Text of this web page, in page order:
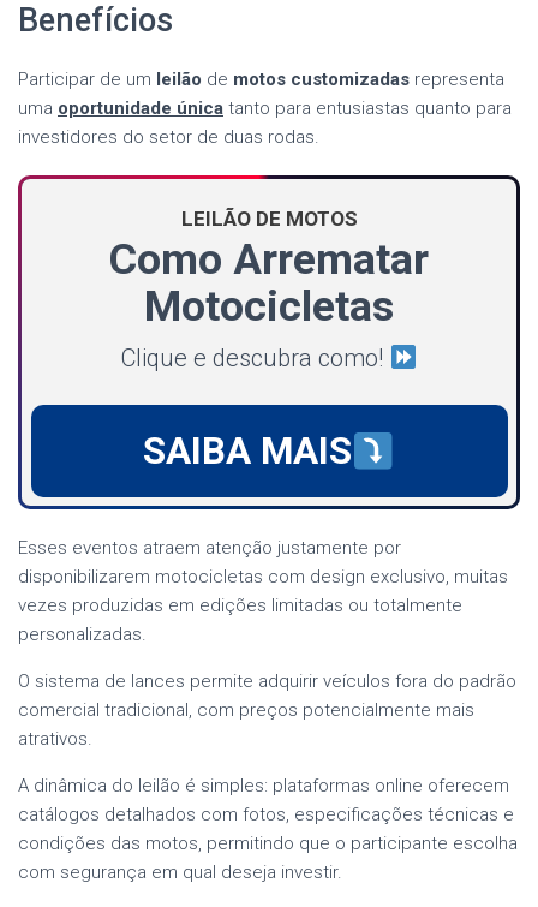
Benefícios
Participar de um leilão de motos customizadas representa
uma oportunidade única tanto para entusiastas quanto para
investidores do setor de duas rodas.
LEILÃO DE MOTOS
Como Arrematar
Motocicletas
Clique e descubra como!
SAIBA MAIS
Esses eventos atraem atenção justamente por
disponibilizarem motocicletas com design exclusivo, muitas
vezes produzidas em edições limitadas ou totalmente
personalizadas.
O sistema de lances permite adquirir veículos fora do padrão
comercial tradicional, com preços potencialmente mais
atrativos.
A dinâmica do leilão é simples: plataformas online oferecem
catálogos detalhados com fotos, especificações técnicas e
condições das motos, permitindo que o participante escolha
com segurança em qual deseja investir.